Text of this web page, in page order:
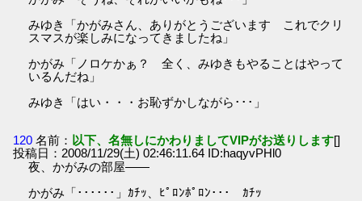
みゆき「かがみさん、ありがとうございます これでクリ
スマスが楽しみになってきましたね」
かがみ「ノロケかぁ？ 全く、みゆきもやることはやって
いるんだね」
みゆき「はい・・・お恥ずかしながら･･･」
120 名前： 以下、名無しにかわりましてVIPがお送りします[]
投稿日：2008/11/29(土) 02:46:11.64 ID:haqyvPHl0
夜、かがみの部屋――
かがみ「･･････」ｶﾁｯ、ﾋﾟﾛﾝﾎﾟﾛﾝ･･･ ｶﾁｯ